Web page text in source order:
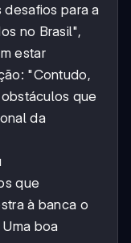
para a
no Brasil",
estar
"Contudo,
que
da
que
à banca o
boa